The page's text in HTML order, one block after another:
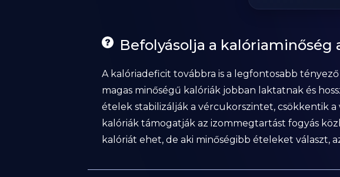
Befolyásolja a kalóriaminőség
A kalóriadeficit továbbra is a legfontosabb
magas minőségű kalóriák jobban laktatnak és
ételek stabilizálják a vércukorszintet, csökkentik
kalóriák támogatják az izommegtartást fogyás
kalóriát ehet, de aki minőségibb ételeket választ,